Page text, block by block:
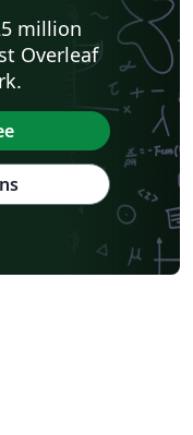
million
Overleaf